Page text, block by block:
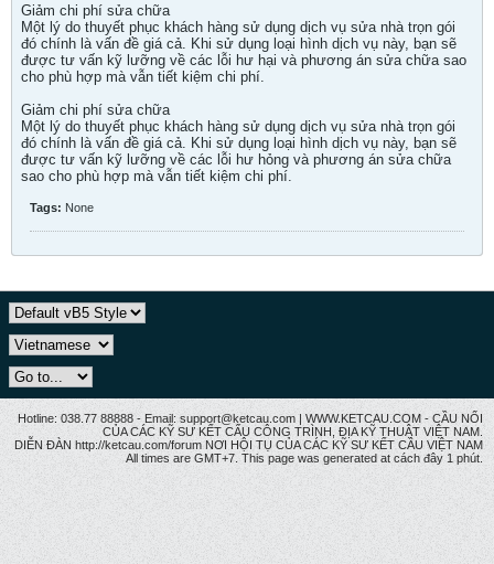
Giảm chi phí sửa chữa
Một lý do thuyết phục khách hàng sử dụng dịch vụ sửa nhà trọn gói
đó chính là vấn đề giá cả. Khi sử dụng loại hình dịch vụ này, bạn sẽ
được tư vấn kỹ lưỡng về các lỗi hư hại và phương án sửa chữa sao
cho phù hợp mà vẫn tiết kiệm chi phí.
Giảm chi phí sửa chữa
Một lý do thuyết phục khách hàng sử dụng dịch vụ sửa nhà trọn gói
đó chính là vấn đề giá cả. Khi sử dụng loại hình dịch vụ này, bạn sẽ
được tư vấn kỹ lưỡng về các lỗi hư hỏng và phương án sửa chữa
sao cho phù hợp mà vẫn tiết kiệm chi phí.
Tags: None
Hotline: 038.77 88888 - Email: support@ketcau.com | WWW.KETCAU.COM - CẦU NỐI
CỦA CÁC KỸ SƯ KẾT CẤU CÔNG TRÌNH, ĐỊA KỸ THUẬT VIỆT NAM.
DIỄN ĐÀN http://ketcau.com/forum NƠI HỘI TỤ CỦA CÁC KỸ SƯ KẾT CÂU VIỆT NAM
All times are GMT+7. This page was generated at cách đây 1 phút.